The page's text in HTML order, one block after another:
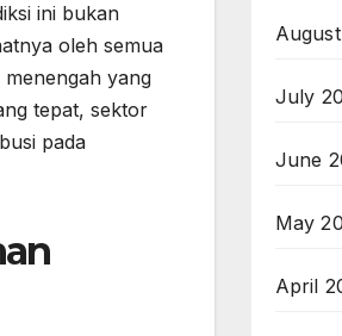
ini bukan
oleh semua
yang
tepat, sektor
pada
July
June
May
April